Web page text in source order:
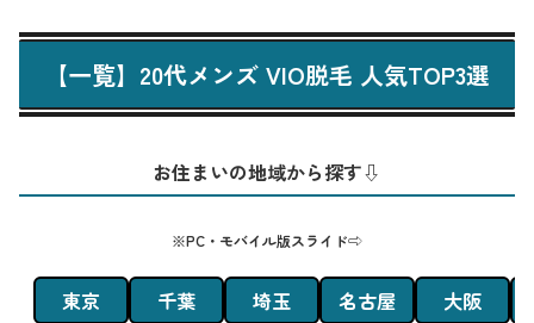
【一覧】20代メンズ VIO脱毛 人気TOP3選
お住まいの地域から探す⇩
※PC・モバイル版スライド⇨
東京 千葉 埼玉 名古屋 大阪